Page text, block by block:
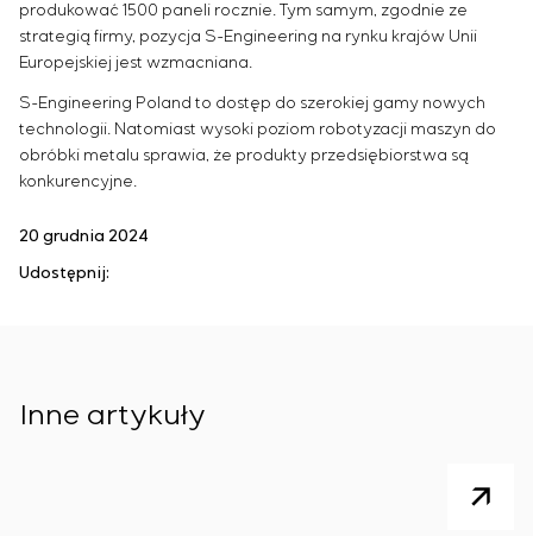
produkować 1500 paneli rocznie. Tym samym, zgodnie ze
strategią firmy, pozycja S-Engineering na rynku krajów Unii
Europejskiej jest wzmacniana.
S-Engineering Poland to dostęp do szerokiej gamy nowych
technologii. Natomiast wysoki poziom robotyzacji maszyn do
obróbki metalu sprawia, że produkty przedsiębiorstwa są
konkurencyjne.
20 grudnia 2024
Udostępnij:
Inne artykuły